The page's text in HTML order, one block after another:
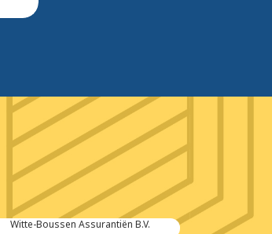
Witte-Boussen Assurantiën B.V.